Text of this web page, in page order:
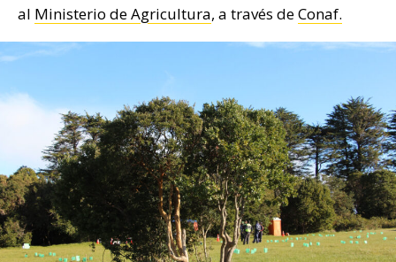
al Ministerio de Agricultura, a través deConaf.